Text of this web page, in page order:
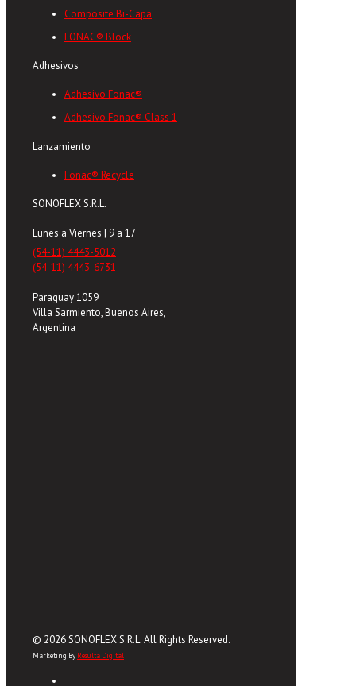
Composite Bi-Capa
FONAC® Block
Adhesivos
Adhesivo Fonac®
Adhesivo Fonac® Class 1
Lanzamiento
Fonac® Recycle
SONOFLEX S.R.L.
Lunes a Viernes | 9 a 17
(54-11) 4443-5012
(54-11) 4443-6731
Paraguay 1059
Villa Sarmiento, Buenos Aires,
Argentina
© 2026 SONOFLEX S.R.L. All Rights Reserved.
Marketing By Resulta Digital